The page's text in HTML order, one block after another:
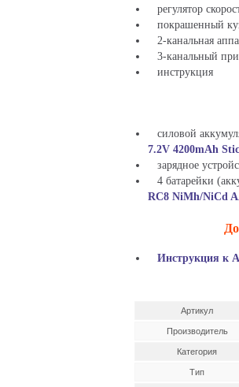
регулятор
покрашенный
2-канальная
3-канальный
инструкция
силовой
7.2V 4200mAh
зарядное
4 батарейки
RC8 NiMh/NiCd
Инструкция к
Артикул
Производитель
Категория
Тип